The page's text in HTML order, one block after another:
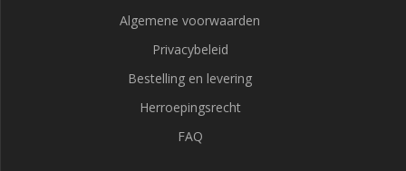
Algemene voorwaarden
Privacybeleid
Bestelling en levering
Herroepingsrecht
FAQ